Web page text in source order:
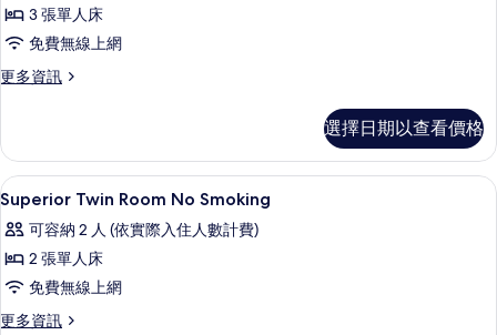
選
條
Floor
Superior
Triple
Smoking
的
所
有
相
片
3 張單人床
免費無線上網
更多資訊
更
Superior
Triple
Room
Smoking
的
情
選擇日期以查看價格
顯
示
Superior
Twin
Room
No
客房內保險箱、遮光布/窗簾、熨斗/
1
Superior Twin Room No Smoking
可容納 2 人 (依實際入住人數計費)
2 張單人床
免費無線上網
更多資訊
更